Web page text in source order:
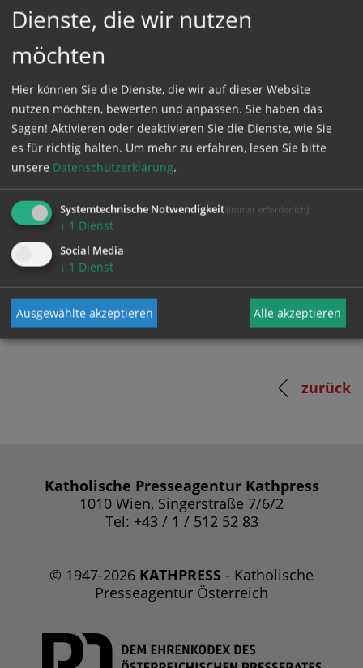
GESCHÜTZTER BEREICH
Bitte melden Sie sich mit Ihrem Benutzernamen
und Passwort an.
Benutzername
Passwort
zurück
Katholische Presseagentur Kathpress
1010 Wien, Singerstraße 7/6/2
Tel: +43 / 1 / 512 52 83
© 1947-2026 KATHPRESS - Katholische
Presseagentur Österreich
Dienste, die wir nutzen
möchten
Hier können Sie die Dienste, die wir auf dieser Website
nutzen möchten, bewerten und anpassen. Sie haben das
Sagen! Aktivieren oder deaktivieren Sie die Dienste, wie Sie
es für richtig halten. Um mehr zu erfahren, lesen Sie bitte
unsere Datenschutzerklärung.
Systemtechnische Notwendigkeit (immer erforderlich)
↓ 1 Dienst
Social Media
↓ 1 Dienst
Ausgewählte akzeptieren Alle akzeptieren